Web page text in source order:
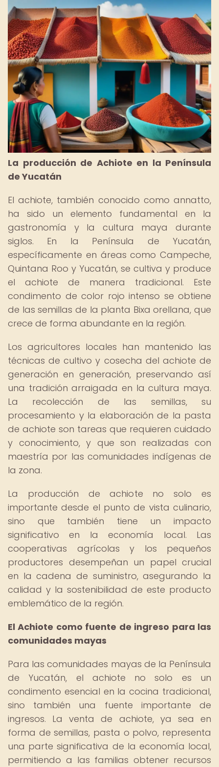
La producción de Achiote en la Península
de Yucatán
El achiote, también conocido como annatto,
ha sido un elemento fundamental en la
gastronomía y la cultura maya durante
siglos. En la Península de Yucatán,
específicamente en áreas como Campeche,
Quintana Roo y Yucatán, se cultiva y produce
el achiote de manera tradicional. Este
condimento de color rojo intenso se obtiene
de las semillas de la planta Bixa orellana, que
crece de forma abundante en la región.
Los agricultores locales han mantenido las
técnicas de cultivo y cosecha del achiote de
generación en generación, preservando así
una tradición arraigada en la cultura maya.
La recolección de las semillas, su
procesamiento y la elaboración de la pasta
de achiote son tareas que requieren cuidado
y conocimiento, y que son realizadas con
maestría por las comunidades indígenas de
la zona.
La producción de achiote no solo es
importante desde el punto de vista culinario,
sino que también tiene un impacto
significativo en la economía local. Las
cooperativas agrícolas y los pequeños
productores desempeñan un papel crucial
en la cadena de suministro, asegurando la
calidad y la sostenibilidad de este producto
emblemático de la región.
El Achiote como fuente de ingreso para las
comunidades mayas
Para las comunidades mayas de la Península
de Yucatán, el achiote no solo es un
condimento esencial en la cocina tradicional,
sino también una fuente importante de
ingresos. La venta de achiote, ya sea en
forma de semillas, pasta o polvo, representa
una parte significativa de la economía local,
permitiendo a las familias obtener recursos